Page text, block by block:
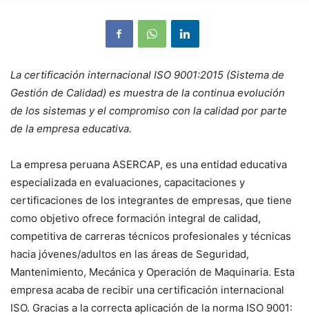
La certificación internacional ISO 9001:2015 (Sistema de
Gestión de Calidad) es muestra de la continua evolución
de los sistemas y el compromiso con la calidad por parte
de la empresa educativa.
La empresa peruana ASERCAP, es una entidad educativa
especializada en evaluaciones, capacitaciones y
certificaciones de los integrantes de empresas, que tiene
como objetivo ofrece formación integral de calidad,
competitiva de carreras técnicos profesionales y técnicas
hacia jóvenes/adultos en las áreas de Seguridad,
Mantenimiento, Mecánica y Operación de Maquinaria. Esta
empresa acaba de recibir una certificación internacional
ISO. Gracias a la correcta aplicación de la norma ISO 9001: